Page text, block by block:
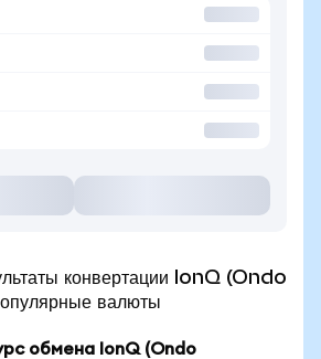
конвертации IonQ (Ondo
валюты
обмена IonQ (Ondo